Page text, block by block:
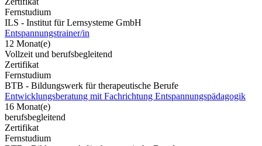
Fernstudium
ILS - Institut für Lernsysteme GmbH
Entspannungstrainer/in
12 Monat(e)
Vollzeit und berufsbegleitend
Zertifikat
Fernstudium
BTB - Bildungswerk für therapeutische Berufe
Entwicklungsberatung mit Fachrichtung Entspannungspädagogik
16 Monat(e)
berufsbegleitend
Zertifikat
Fernstudium